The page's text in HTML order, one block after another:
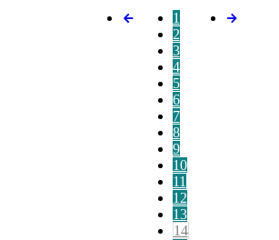
1
2
3
4
5
6
7
8
9
10
11
12
13
14